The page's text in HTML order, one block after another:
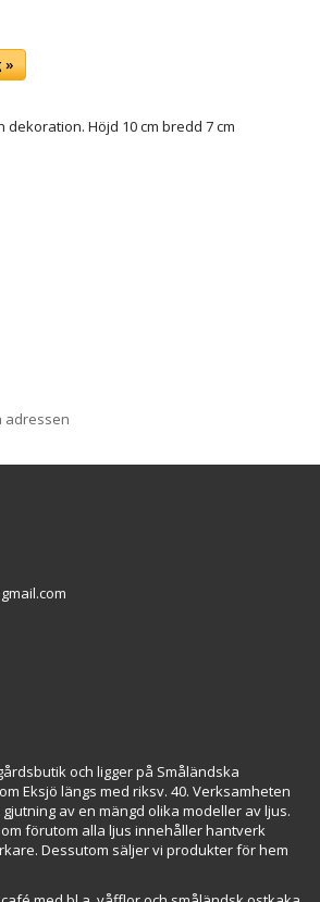
»
dekoration. Höjd 10 cm bredd 7 cm
adressen
och ligger på Småländska
Eksjö längs med riksv. 40. Verksamheten
av en mängd olika modeller av ljus.
förutom alla ljus innehåller hantverk
Dessutom säljer vi produkter för hem